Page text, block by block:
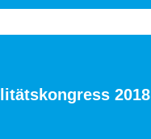
2018